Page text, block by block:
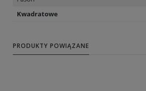
Kwadratowe
PRODUKTY POWIĄZANE